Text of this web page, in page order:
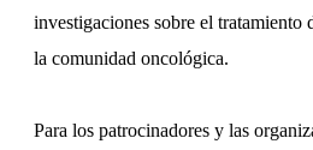
investigaciones sobre el tratamiento
la comunidad oncológica.
Para los patrocinadores y las